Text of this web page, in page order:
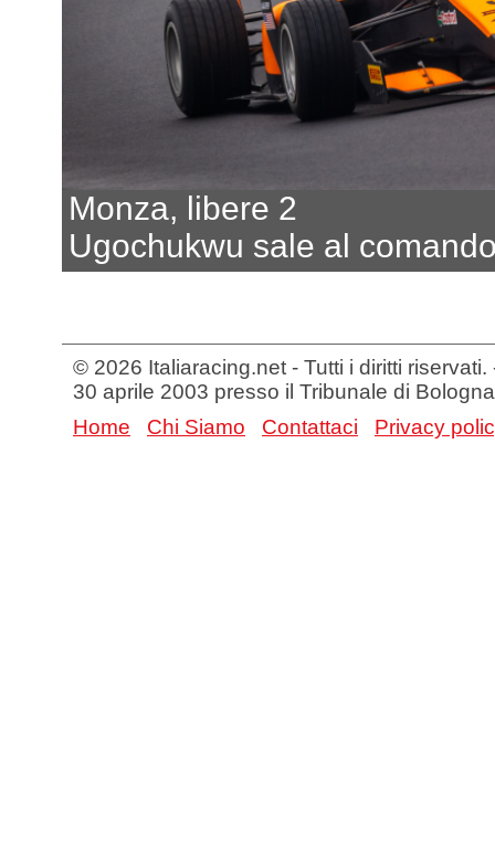
Monza, libere 2
Ugochukwu sale al
© 2026 Italiaracing.net - Tutti i diritti
30 aprile 2003 presso il Tribunale di Bologna
Home
Chi Siamo Contattaci Privacy